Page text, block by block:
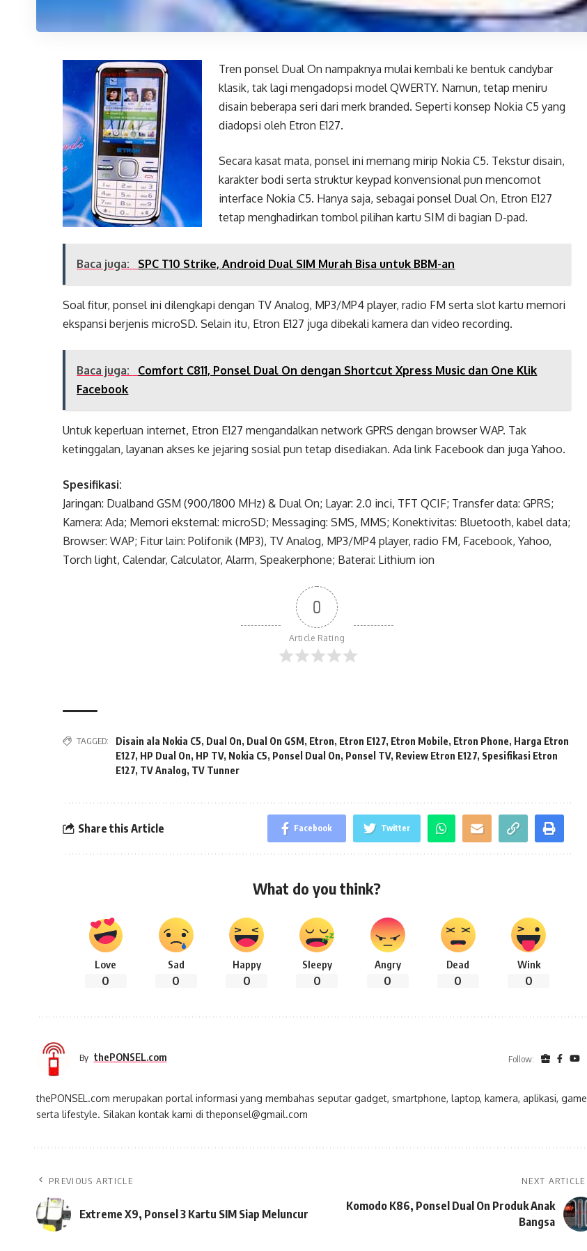
Tren ponsel Dual On nampaknya mulai kembali ke bentuk candybar
klasik, tak lagi mengadopsi model QWERTY. Namun, tetap meniru
disain beberapa seri dari merk branded. Seperti konsep Nokia C5 yang
diadopsi oleh Etron E127.
Secara kasat mata, ponsel ini memang mirip Nokia C5. Tekstur disain,
karakter bodi serta struktur keypad konvensional pun mencomot
interface Nokia C5. Hanya saja, sebagai ponsel Dual On, Etron E127
tetap menghadirkan tombol pilihan kartu SIM di bagian D-pad.
Baca juga: SPC T10 Strike, Android Dual SIM Murah Bisa untuk BBM-an
Soal fitur, ponsel ini dilengkapi dengan TV Analog, MP3/MP4 player, radio FM serta slot kartu memori
ekspansi berjenis microSD. Selain itu, Etron E127 juga dibekali kamera dan video recording.
Baca juga:
Comfort C811, Ponsel Dual On dengan Shortcut Xpress Music dan One Klik
Facebook
Untuk keperluan internet, Etron E127 mengandalkan network GPRS dengan browser WAP. Tak
ketinggalan, layanan akses ke jejaring sosial pun tetap disediakan. Ada link Facebook dan juga Yahoo.
Spesifikasi:
Jaringan: Dualband GSM (900/1800 MHz) & Dual On; Layar: 2.0 inci, TFT QCIF; Transfer data: GPRS;
Kamera: Ada; Memori eksternal: microSD; Messaging: SMS, MMS; Konektivitas: Bluetooth, kabel data;
Browser: WAP; Fitur lain: Polifonik (MP3), TV Analog, MP3/MP4 player, radio FM, Facebook, Yahoo,
Torch light, Calendar, Calculator, Alarm, Speakerphone; Baterai: Lithium ion
0
Article Rating
TAGGED: Disain ala Nokia C5, Dual On, Dual On GSM, Etron, Etron E127, Etron Mobile, Etron Phone, Harga Etron
E127, HP Dual On, HP TV, Nokia C5, Ponsel Dual On, Ponsel TV, Review Etron E127, Spesifikasi Etron
E127, TV Analog, TV Tunner
Share this Article Facebook Twitter
What do you think?
Love
0
Sad
0
Happy
0
Sleepy
0
Angry
0
Dead
0
Wink
0
By thePONSEL.com Follow:
thePONSEL.com merupakan portal informasi yang membahas seputar gadget, smartphone, laptop, kamera, aplikasi, game
serta lifestyle. Silakan kontak kami di theponsel@gmail.com
PREVIOUS ARTICLE
Extreme X9, Ponsel 3 Kartu SIM Siap Meluncur
NEXT ARTICLE
Komodo K86, Ponsel Dual On Produk Anak
Bangsa